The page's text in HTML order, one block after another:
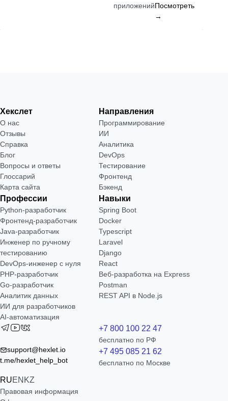
приложенийПосмотреть
→
Хекслет
О нас
Отзывы
Справка
Блог
Вопросы и ответы
Глоссарий
Карта сайта
Направления
Программирование
ИИ
Аналитика
DevOps
Тестирование
Фронтенд
Бэкенд
Профессии
Python-разработчик
Фронтенд-разработчик
Java-разработчик
Инженер по ручному
тестированию
DevOps-инженер с нуля
РНР-разработчик
Go-разработчик
Аналитик данных
ИИ для разработчиков
AI-автоматизация
Навыки
Spring Boot
Docker
Typescript
Laravel
Django
React
Веб-разработка на Express
Postman
REST API в Node.js
support@hexlet.io
t.me/hexlet_help_bot
RUEN KZ
+7 800 100 22 47
бесплатно по РФ
+7 495 085 21 62
бесплатно по Москве
Правовая информация